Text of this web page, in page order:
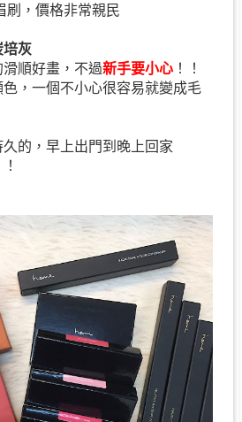
刷，價格非常親民
培灰
順好畫，不過新手要小心！！
，一個不小心很容易就變成毛
的，早上出門到晚上回家